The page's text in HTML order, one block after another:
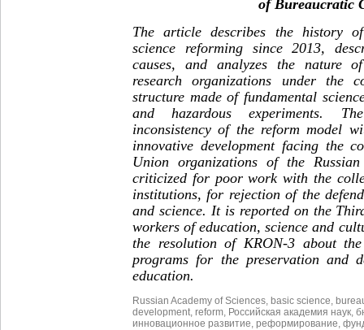
of Bureaucratic
The article describes the history
science reforming since 2013,
causes, and analyzes the nature
research organizations under the
structure made of fundamental
and hazardous experiments.
inconsistency of the reform model
innovative development facing the
Union organizations of the
criticized for poor work with the
institutions, for rejection of the
and science. It is reported on the
workers of education, science and
the resolution of KRON-3 about
programs for the preservation and
education.
Russian Academy of Sciences basic science
development reform Российская академия наук
инновационное развитие реформирование